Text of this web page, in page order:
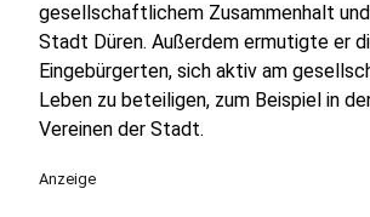
gesellschaftlichem Zusammenhalt
Stadt Düren. Außerdem ermutigte er
Eingebürgerten, sich aktiv am
Leben zu beteiligen, zum Beispiel in
Vereinen der Stadt.
Anzeige